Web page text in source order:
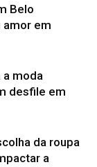
Belo
amor em
moda
desfile em
da roupa
a